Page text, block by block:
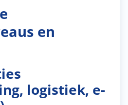
en
logistiek, e-